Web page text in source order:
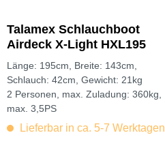
Talamex Schlauchboot
Airdeck X-Light HXL195
Länge: 195cm, Breite: 143cm,
Schlauch: 42cm, Gewicht: 21kg
2 Personen, max. Zuladung: 360kg,
max. 3,5PS
Lieferbar in ca. 5-7 Werktagen